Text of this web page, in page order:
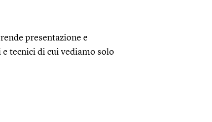
presentazione e
tecnici di cui vediamo solo